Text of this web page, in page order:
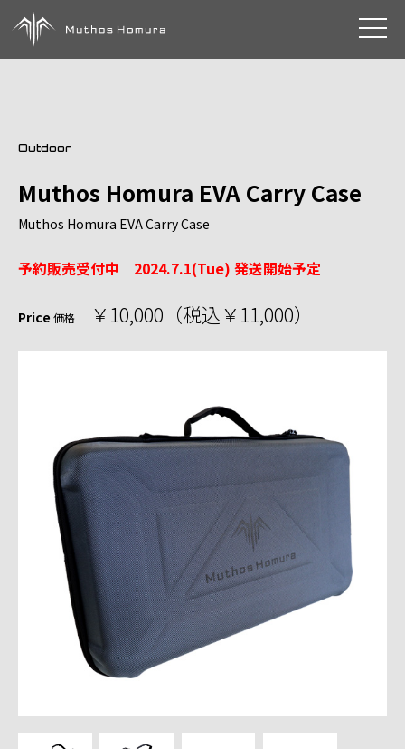
toggle
Outdoor
Muthos Homura EVA Carry Case
Muthos Homura EVA Carry Case
予約販売受付中 2024.7.1(Tue) 発送開始予定
Price 価格 ￥10,000（税込￥11,000）